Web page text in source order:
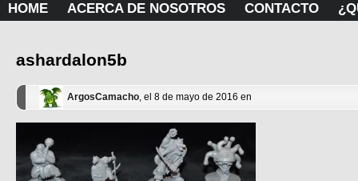
HOME ACERCA DE NOSOTROS CONTACTO
ashardalon5b
ArgosCamacho, el 8 de mayo de 2016 en